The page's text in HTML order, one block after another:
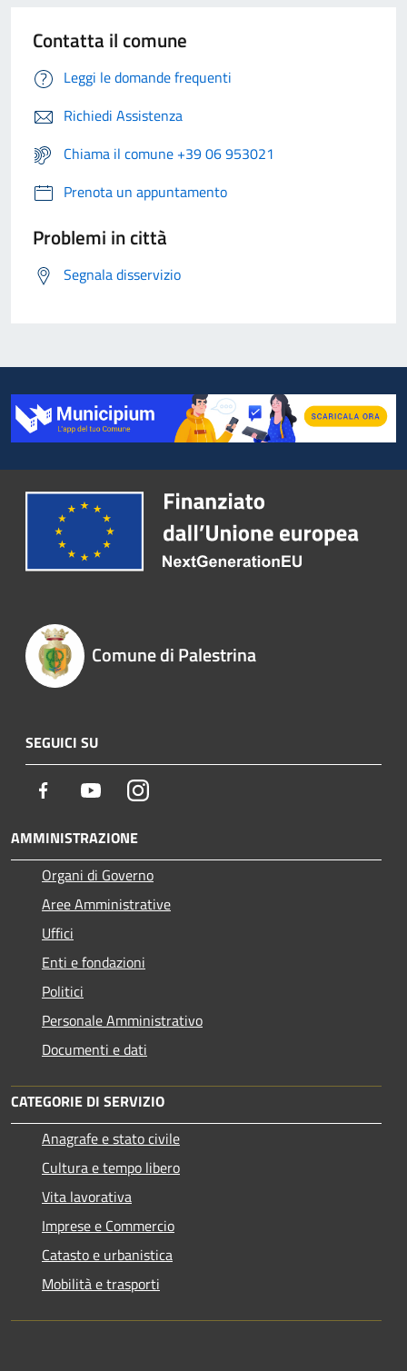
Contatta il comune
Leggi le domande frequenti
Richiedi Assistenza
Chiama il comune +39 06 953021
Prenota un appuntamento
Problemi in città
Segnala disservizio
Comune di Palestrina
SEGUICI SU
Facebook YoutubeInstagram
AMMINISTRAZIONE
Organi di Governo
Aree Amministrative
Uffici
Enti e fondazioni
Politici
Personale Amministrativo
Documenti e dati
CATEGORIE DI SERVIZIO
Anagrafe e stato civile
Cultura e tempo libero
Vita lavorativa
Imprese e Commercio
Catasto e urbanistica
Mobilità e trasporti